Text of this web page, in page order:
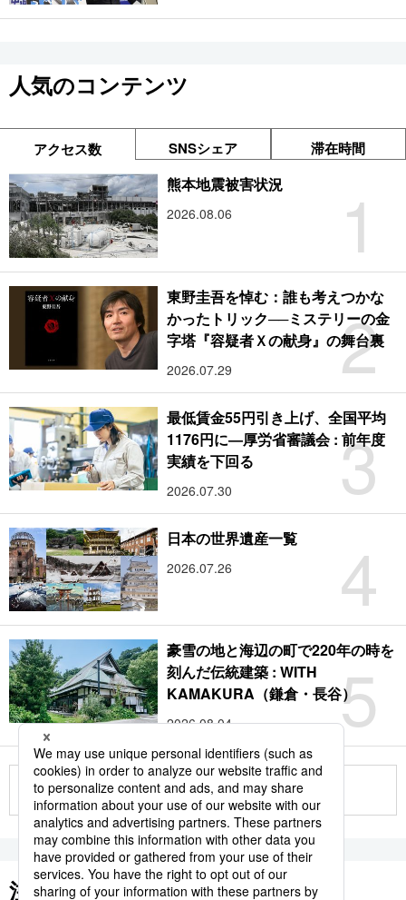
人気のコンテンツ
アクセス数 SNSシェア 滞在時間
1
熊本地震被害状況
2026.08.06
2
東野圭吾を悼む：誰も考えつかな
かったトリック──ミステリーの金
字塔『容疑者Ｘの献身』の舞台裏
2026.07.29
3
最低賃金55円引き上げ、全国平均
1176円に―厚労省審議会 : 前年度
実績を下回る
2026.07.30
4
日本の世界遺産一覧
2026.07.26
5
豪雪の地と海辺の町で220年の時を
刻んだ伝統建築 : WITH
KAMAKURA（鎌倉・長谷）
2026.08.04
もっと見る
注目のキーワード